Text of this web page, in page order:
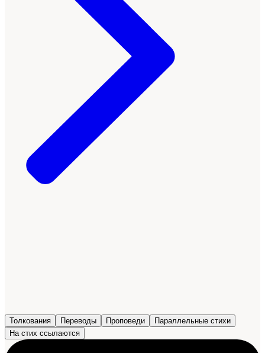
Толкования Переводы Проповеди
Параллельные стихи
На стих ссылаются